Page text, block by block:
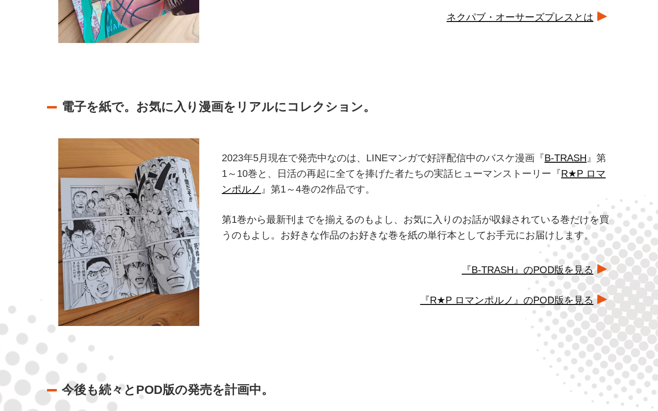
ネクパブ・オーサーズプレスとは
電子を紙で。お気に入り漫画をリアルにコレクション。
2023年5月現在で発売中なのは、LINEマンガで好評配信中のバスケ漫画『B-TRASH 』第
1～10巻と、日活の再起に全てを捧げた者たちの実話ヒューマンストーリー『R★P ロマ
ンポルノ 』第1～4巻の2作品です。
第1巻から最新刊までを揃えるのもよし、お気に入りのお話が収録されている巻だけを買
うのもよし。お好きな作品のお好きな巻を紙の単行本としてお手元にお届けします。
『B-TRASH』のPOD版を見る
『R★P ロマンポルノ』のPOD版を見る
今後も続々とPOD版の発売を計画中。